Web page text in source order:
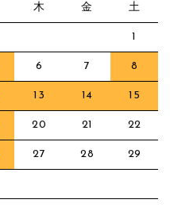
木 金 土
1
6 7 8
13 14 15
20 21 22
27 28 29